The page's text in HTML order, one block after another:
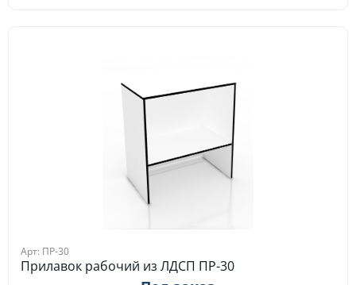
Арт: ПР-30
Прилавок рабочий из ЛДСП ПР-30